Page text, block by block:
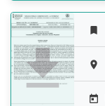



